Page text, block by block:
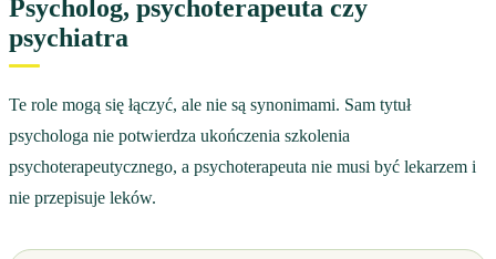
Psycholog, psychoterapeuta czy
psychiatra
Te role mogą się łączyć, ale nie są synonimami. Sam tytuł
psychologa nie potwierdza ukończenia szkolenia
psychoterapeutycznego, a psychoterapeuta nie musi być lekarzem i
nie przepisuje leków.